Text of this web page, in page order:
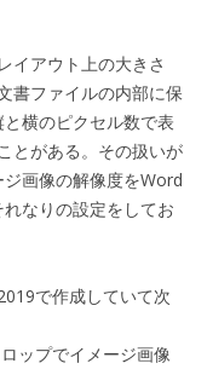
イアウト上の大きさ
書ファイルの内部に保
横のピクセル数で表
とがある。その扱いが
画像の解像度をWord
なりの設定をしてお
で作成していて次
ップでイメージ画像